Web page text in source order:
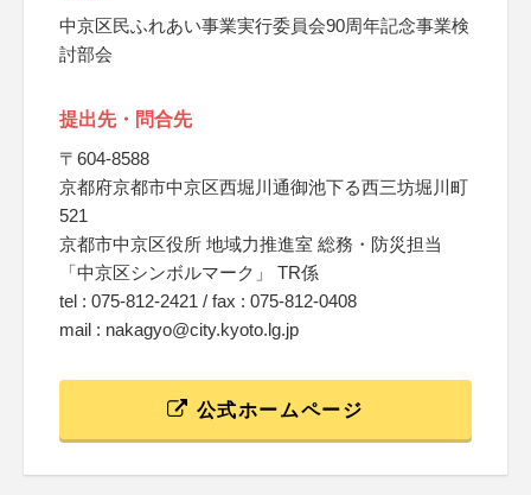
中京区民ふれあい事業実行委員会90周年記念事業検
討部会
提出先・問合先
〒604-8588
京都府京都市中京区西堀川通御池下る西三坊堀川町
521
京都市中京区役所 地域力推進室 総務・防災担当
「中京区シンボルマーク」 TR係
tel : 075-812-2421 / fax : 075-812-0408
mail : nakagyo@city.kyoto.lg.jp
公式ホームページ